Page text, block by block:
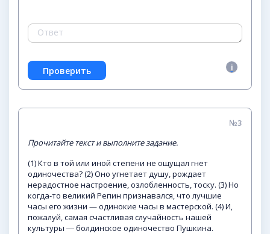
№3
Прочитайте текст и выполнитезадание.
(1) Кто в той или иной степени не ощущал гнет
одиночества? (2) Оно угнетает душу, рождает
нерадостное настроение, озлобленность, тоску. (3) Но
когда-то великий Репин признавался, что лучшие
часы его жизни — одинокие часы в мастерской. (4) И,
пожалуй, самая счастливая случайность нашей
культуры ― болдинское одиночество Пушкина.